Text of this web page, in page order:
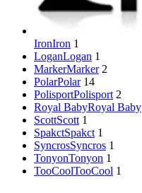
IronIron 1
LoganLogan 1
MarkerMarker 2
PolarPolar 14
PolisportPolisport 2
Royal BabyRoyal Baby
ScottScott 1
SpakctSpakct 1
SyncrosSyncros 1
TonyonTonyon 1
TooCoolTooCool 1